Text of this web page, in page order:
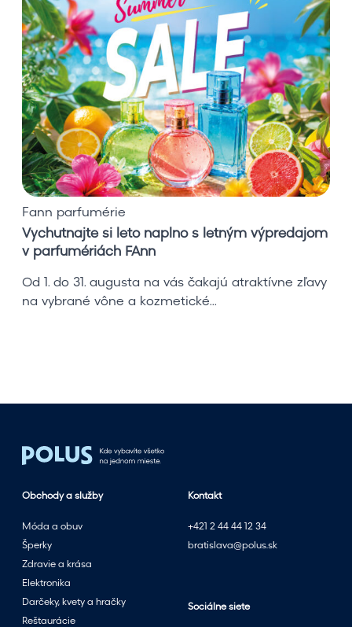
c
h
u
t
n
a
j
t
e
s
l
e
t
o
e
t
ý
m
v
ý
p
r
e
Fann parfumérie
Vychutnajte si leto naplno s letným výpredajom
v parfumériách FAnn
Od 1. do 31. augusta na vás čakajú atraktívne zľavy
na vybrané vône a kozmetické...
Kontakt
+421 2 44 44 12 34
bratislava@polus.sk
Sociálne siete
Obchody a služby
Móda a obuv
Šperky
Zdravie a krása
Elektronika
Darčeky, kvety a hračky
Reštaurácie